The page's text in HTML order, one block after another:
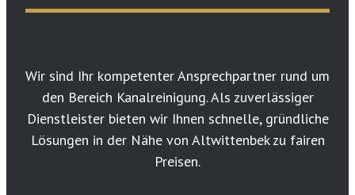
Wir sind Ihr kompetenter Ansprechpartner rund um
den Bereich Kanalreinigung. Als zuverlässiger
Dienstleister bieten wir Ihnen schnelle, gründliche
Lösungen in der Nähe von Altwittenbek zu fairen
Preisen.